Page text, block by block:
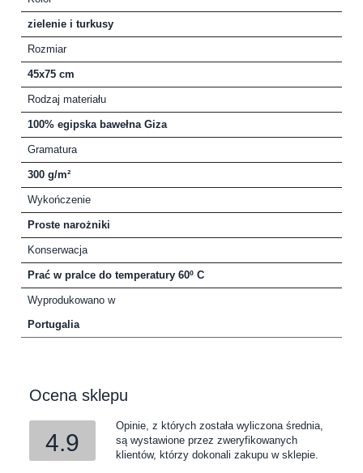
zielenie i turkusy
Rozmiar
45x75 cm
Rodzaj materiału
100% egipska bawełna Giza
Gramatura
300 g/m²
Wykończenie
Proste narożniki
Konserwacja
Prać w pralce do temperatury 60º C
Wyprodukowano w
Portugalia
Ocena sklepu
4.9
Opinie, z których została wyliczona średnia,
są wystawione przez zweryfikowanych
klientów, którzy dokonali zakupu w sklepie.